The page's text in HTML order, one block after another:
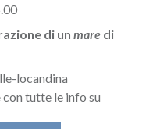
di un mare di
con tutte le info su